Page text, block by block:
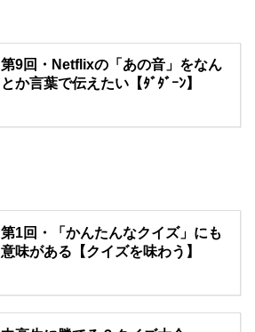
第9回・Netflixの「あの音」をなん
とか言葉で伝えたい【ﾀﾞﾀﾞｰﾝ】
第1回・「かんたんなクイズ」にも
意味がある【クイズを味わう】